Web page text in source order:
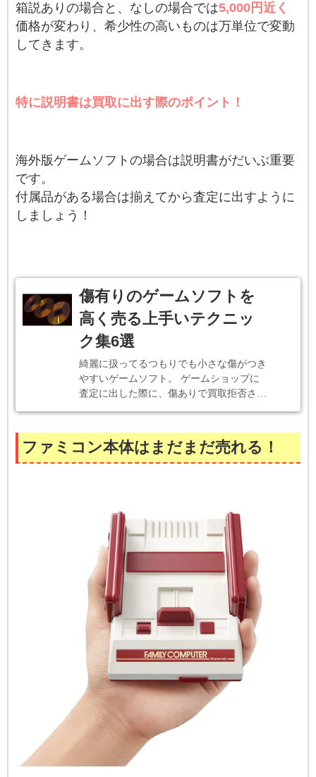
箱説ありの場合と、なしの場合では5,000円近く
価格が変わり、希少性の高いものは万単位で変動
してきます。
特に説明書は買取に出す際のポイント！
海外版ゲームソフトの場合は説明書がだいぶ重要
です。
付属品がある場合は揃えてから査定に出すように
しましょう！
傷有りのゲームソフトを
高く売る上手いテクニッ
ク集6選
綺麗に扱ってるつもりでも小さな傷がつき
やすいゲームソフト。 ゲームショップに
査定に出した際に、傷ありで買取拒否さ…
ファミコン本体はまだまだ売れる！